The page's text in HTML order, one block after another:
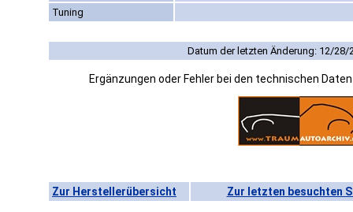
Tuning
Datum der letzten Änderung: 12/28/
Ergänzungen oder Fehler bei den technischen
Zur Herstellerübersicht Zur letzten besuchten